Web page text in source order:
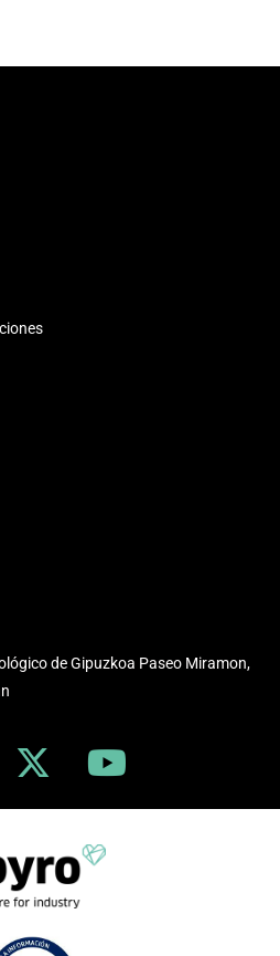
de Gipuzkoa Paseo Miramon,